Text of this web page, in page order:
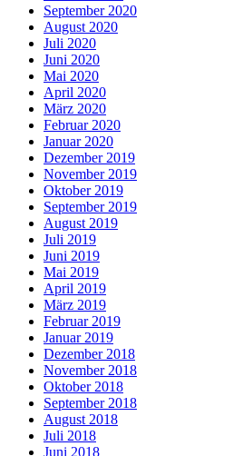
September 2020
August 2020
Juli 2020
Juni 2020
Mai 2020
April 2020
März 2020
Februar 2020
Januar 2020
Dezember 2019
November 2019
Oktober 2019
September 2019
August 2019
Juli 2019
Juni 2019
Mai 2019
April 2019
März 2019
Februar 2019
Januar 2019
Dezember 2018
November 2018
Oktober 2018
September 2018
August 2018
Juli 2018
Juni 2018